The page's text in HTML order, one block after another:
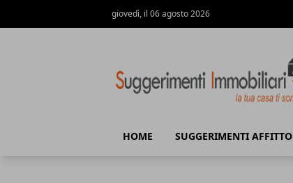
giovedì, il 06 agosto 2026
HOME SUGGERIMENTI AFFITTO